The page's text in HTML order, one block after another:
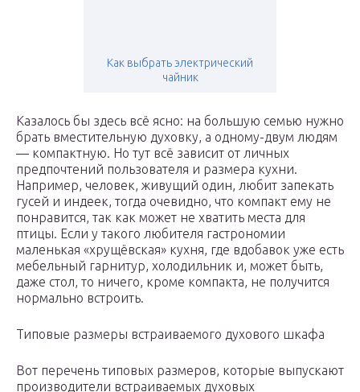
Как выбрать электрический
чайник
Казалось бы здесь всё ясно: на большую семью нужно
брать вместительную духовку, а одному-двум людям
— компактную. Но тут всё зависит от личных
предпочтений пользователя и размера кухни.
Например, человек, живущий один, любит запекать
гусей и индеек, тогда очевидно, что компакт ему не
понравится, так как может не хватить места для
птицы. Если у такого любителя гастрономии
маленькая «хрущёвская» кухня, где вдобавок уже есть
мебельный гарнитур, холодильник и, может быть,
даже стол, то ничего, кроме компакта, не получится
нормально встроить.
Типовые размеры встраиваемого духового шкафа
Вот перечень типовых размеров, которые выпускают
производители встраиваемых духовых